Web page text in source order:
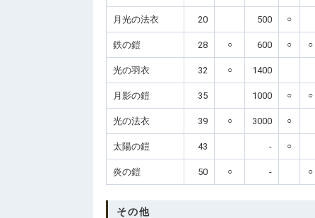
月光の法衣 20 500 ○
鉄の鎧 28 ○ 600 ○ ○
光の羽衣 32 ○ 1400
月影の鎧 35 1000 ○ ○
光の法衣 39 ○ 3000 ○
太陽の鎧 43 - ○
炎の鎧 50 ○ - ○
その他